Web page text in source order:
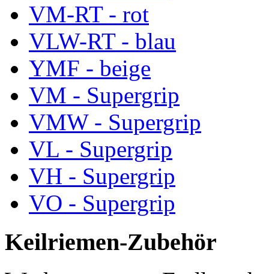
VM-RT - rot
VLW-RT - blau
YMF - beige
VM - Supergrip
VMW - Supergrip
VL - Supergrip
VH - Supergrip
VO - Supergrip
Keilriemen-Zubehör